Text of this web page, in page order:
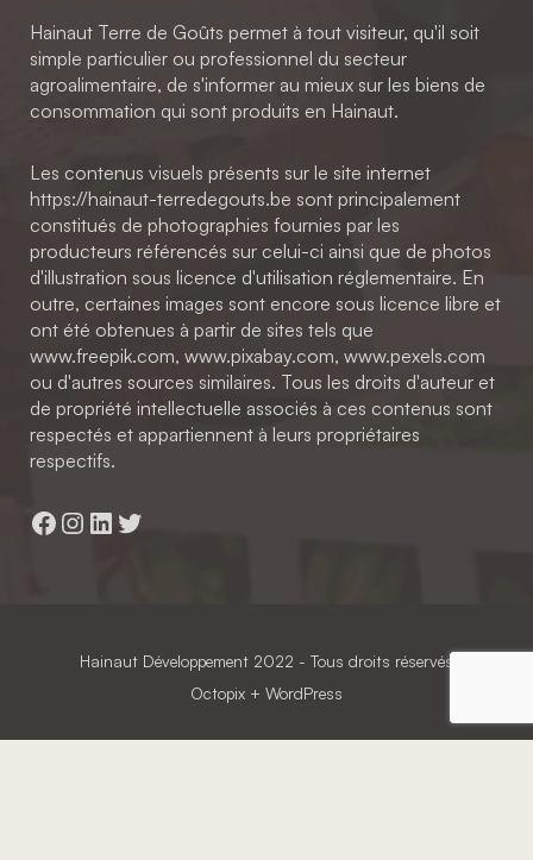
Hainaut Terre de Goûts permet à tout visiteur, qu'il soit
simple particulier ou professionnel du secteur
agroalimentaire, de s'informer au mieux sur les biens de
consommation qui sont produits en Hainaut.
Les contenus visuels présents sur le site internet
https://hainaut-terredegouts.be sont principalement
constitués de photographies fournies par les
producteurs référencés sur celui-ci ainsi que de photos
d'illustration sous licence d'utilisation réglementaire. En
outre, certaines images sont encore sous licence libre et
ont été obtenues à partir de sites tels que
www.freepik.com, www.pixabay.com, www.pexels.com
ou d'autres sources similaires. Tous les droits d'auteur et
de propriété intellectuelle associés à ces contenus sont
respectés et appartiennent à leurs propriétaires
respectifs.
Facebook
Instagram
LinkedIn
Twitter
Hainaut Développement 2022 - Tous droits réservés
Octopix + WordPress